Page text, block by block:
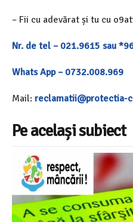
– Fii cu adevărat și tu cu
Nr. de tel – 021.9615 sau
Whats App – 0732.008.969
Mail: reclamatii@protectia-
Pe același subiect